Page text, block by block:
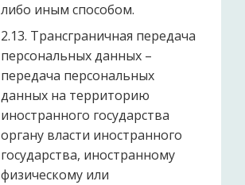
либо иным способом.
2.13. Трансграничная передача
персональных данных –
передача персональных
данных на территорию
иностранного государства
органу власти иностранного
государства, иностранному
физическому или